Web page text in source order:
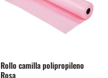
Rollo camilla polipropileno
Rosa